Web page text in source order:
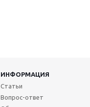
ИНФОРМАЦИЯ
Статьи
Вопрос-ответ